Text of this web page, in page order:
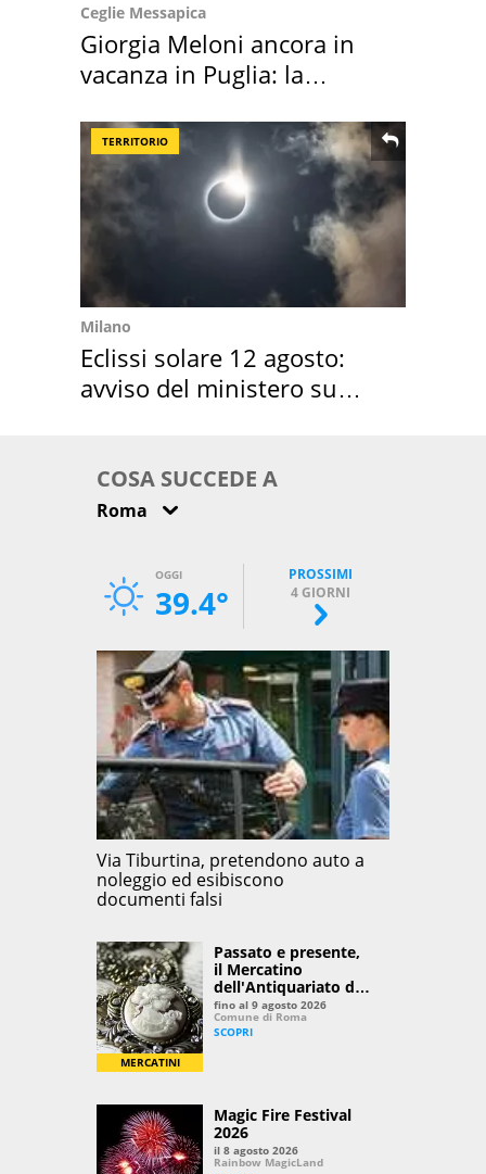
Ceglie Messapica
Giorgia Meloni ancora in
vacanza in Puglia: la
TERRITORIO
Milano
Eclissi solare 12 agosto:
avviso del ministero su